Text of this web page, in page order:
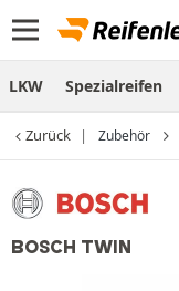
LKW Spezialreifen
Zurück Zubehör
BOSCH TWIN